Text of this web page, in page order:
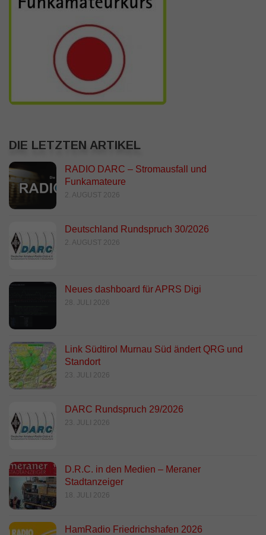
DIE LETZTEN ARTIKEL
RADIO DARC – Stromausfall und
Funkamateure
2. AUGUST 2026
Deutschland Rundspruch 30/2026
2. AUGUST 2026
Neues dashboard für APRS Digi
28. JULI 2026
Link Südtirol Murnau Süd ändert QRG und
Standort
23. JULI 2026
DARC Rundspruch 29/2026
23. JULI 2026
D.R.C. in den Medien – Meraner
Stadtanzeiger
18. JULI 2026
HamRadio Friedrichshafen 2026